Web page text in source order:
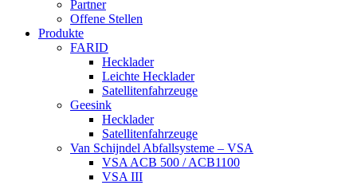
Partner
Offene Stellen
Produkte
FARID
Hecklader
Leichte Hecklader
Satellitenfahrzeuge
Geesink
Hecklader
Satellitenfahrzeuge
Van Schijndel Abfallsysteme – VSA
VSA ACB 500 / ACB1100
VSA III